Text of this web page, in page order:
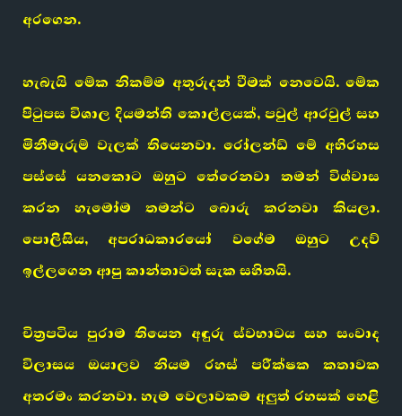
අරගෙන.
හැබැයි මේක නිකම්ම අතුරුදන් වීමක් නෙවෙයි. මේක
පිටුපස විශාල දියමන්ති කොල්ලයක්, පවුල් ආරවුල් සහ
මිනීමැරුම් වැලක් තියෙනවා. රෝලන්ඩ් මේ අභිරහස
පස්සේ යනකොට ඔහුට තේරෙනවා තමන් විශ්වාස
කරන හැමෝම තමන්ට බොරු කරනවා කියලා.
පොලිසිය, අපරාධකාරයෝ වගේම ඔහුට උදව්
ඉල්ලගෙන ආපු කාන්තාවත් සැක සහිතයි.
චිත්‍රපටිය පුරාම තියෙන අඳුරු ස්වභාවය සහ සංවාද
විලාසය ඔයාලව නියම රහස් පරීක්ෂක කතාවක
අතරමං කරනවා. හැම වෙලාවකම අලුත් රහසක් හෙළි